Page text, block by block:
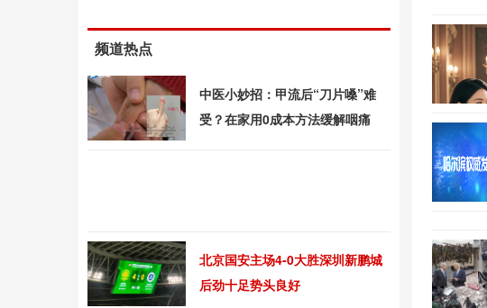
频道热点
中医小妙招：甲流后“刀片嗓”难
受？在家用0成本方法缓解咽痛
北京国安主场4-0大胜深圳新鹏城
后劲十足势头良好